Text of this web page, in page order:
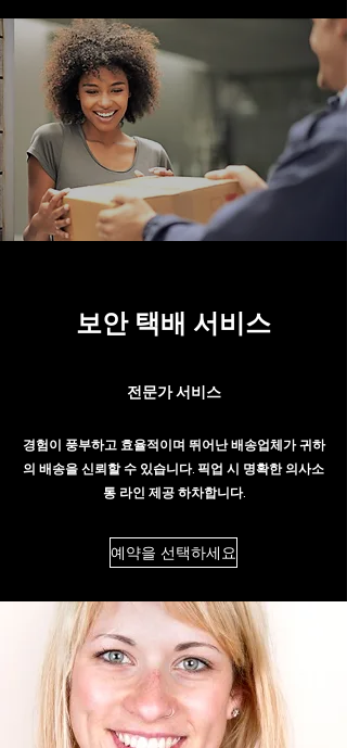
보안 택배 서비스
전문가 서비스
경험이 풍부하고 효율적이며 뛰어난 배송업체가 귀하
의 배송을 신뢰할 수 있습니다. 픽업 시 명확한 의사소
통 라인 제공 하차합니다.
예약을 선택하세요